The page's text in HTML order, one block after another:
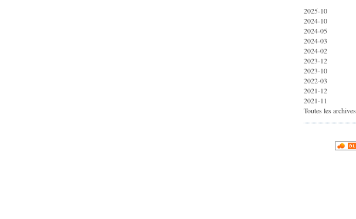
2025-10
2024-10
2024-05
2024-03
2024-02
2023-12
2023-10
2022-03
2021-12
2021-11
Toutes les archives